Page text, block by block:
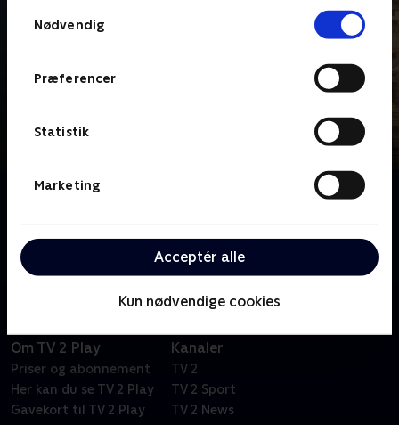
Nødvendig
Præferencer
Statistik
Marketing
Acceptér alle
Kun nødvendige cookies
Om Beyond Paradise
in Paradise. Martha og Humphrey flytter til en
landsby. Her efterforsker de byens kriminalitet.
Om TV 2 Play
Priser og abonnement
Her kan du se TV 2 Play
Gavekort til TV 2 Play
Kanaler
TV 2
TV 2 Sport
TV 2 News